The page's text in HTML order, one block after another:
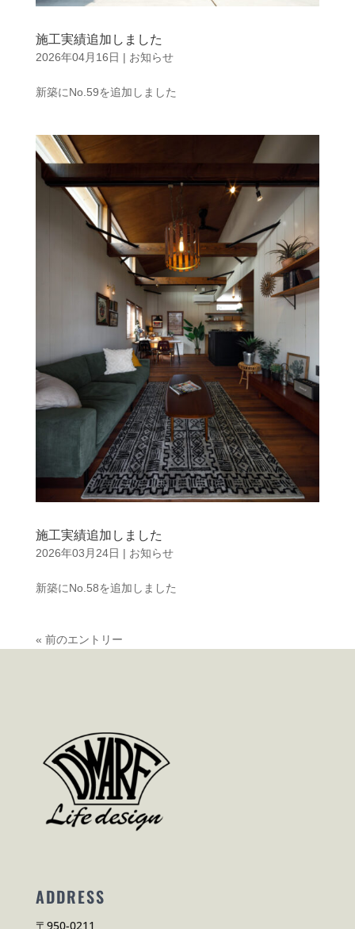
施工実績追加しました
2026年04月16日 | お知らせ
新築にNo.59を追加しました
施工実績追加しました
2026年03月24日 | お知らせ
新築にNo.58を追加しました
« 前のエントリー
ADDRESS
〒950-0211